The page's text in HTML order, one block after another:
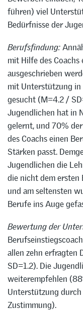
führen) viel
Bedürfnisse der
Berufsfindung:
mit Hilfe des
ausgeschrieben
mit Unterstützung in
gesucht (M=4.2 /
Jugendlichen hat in
gelernt, und 70%
des Coachs einen
Stärken passt.
Jugendlichen die
die nicht dem ersten
und am seltensten
Berufe ins Auge
Bewertung der
allen zehn erfragten
SD=1.2). Die
weiterempfehlen
Unterstützung
Zustimmung).